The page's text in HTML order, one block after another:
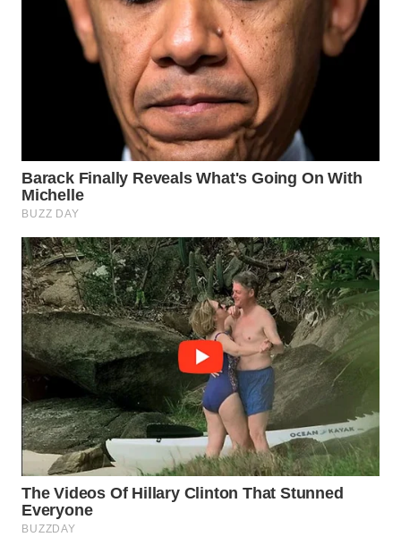
WN
MANDALIKA
WN
LABUANBAJO
WN
BORNEO
Wahana
Media
Group
WAHANA
NEWS
WAHANA
TANI
WAHANA
ADVOKAT